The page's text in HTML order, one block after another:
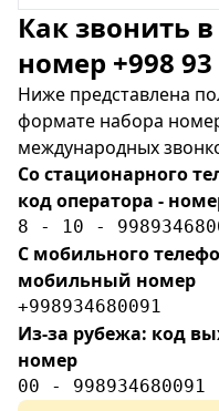
Как звонить
номер +998 93
Ниже представлена
формате набора
международных
Со стационарного
код оператора -
8 - 10 -
С мобильного
мобильный номер
+998934680091
Из-за рубежа: код
номер
00 - 998934680091